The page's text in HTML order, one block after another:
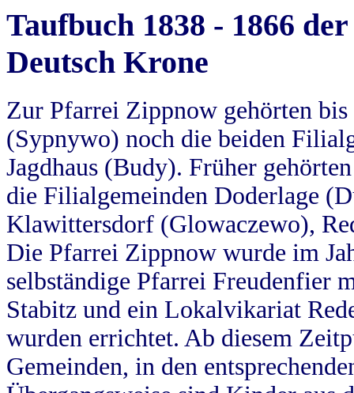
Taufbuch 1838 - 1866
Deutsch Krone
Zur Pfarrei Zippnow gehörten
(Sypnywo) noch die beiden
Jagdhaus (Budy). Früher
die Filialgemeinden Doderlage
Klawittersdorf (Glowaczewo),
Die Pfarrei Zippnow wurde im
selbständige Pfarrei Freudenfier
Stabitz und ein Lokalvikariat
wurden errichtet. Ab diesem
Gemeinden, in den